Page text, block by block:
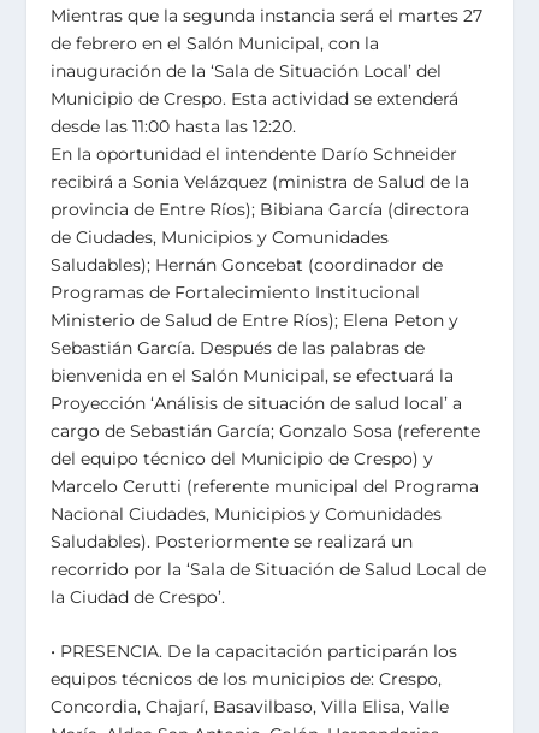
Mientras que la segunda instancia será el martes 27
de febrero en el Salón Municipal, con la
inauguración de la ‘Sala de Situación Local’ del
Municipio de Crespo. Esta actividad se extenderá
desde las 11:00 hasta las 12:20.
En la oportunidad el intendente Darío Schneider
recibirá a Sonia Velázquez (ministra de Salud de la
provincia de Entre Ríos); Bibiana García (directora
de Ciudades, Municipios y Comunidades
Saludables); Hernán Goncebat (coordinador de
Programas de Fortalecimiento Institucional
Ministerio de Salud de Entre Ríos); Elena Peton y
Sebastián García. Después de las palabras de
bienvenida en el Salón Municipal, se efectuará la
Proyección ‘Análisis de situación de salud local’ a
cargo de Sebastián García; Gonzalo Sosa (referente
del equipo técnico del Municipio de Crespo) y
Marcelo Cerutti (referente municipal del Programa
Nacional Ciudades, Municipios y Comunidades
Saludables). Posteriormente se realizará un
recorrido por la ‘Sala de Situación de Salud Local de
la Ciudad de Crespo’.
• PRESENCIA. De la capacitación participarán los
equipos técnicos de los municipios de: Crespo,
Concordia, Chajarí, Basavilbaso, Villa Elisa, Valle